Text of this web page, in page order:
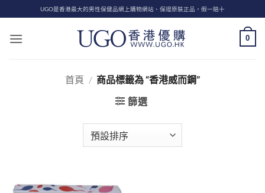
to
content
UGO是香港最大的男性保健品網上購物網站、保證原裝正品，假一賠十
0
首頁 / 商品標籤為 “香港威而鋼”
篩選